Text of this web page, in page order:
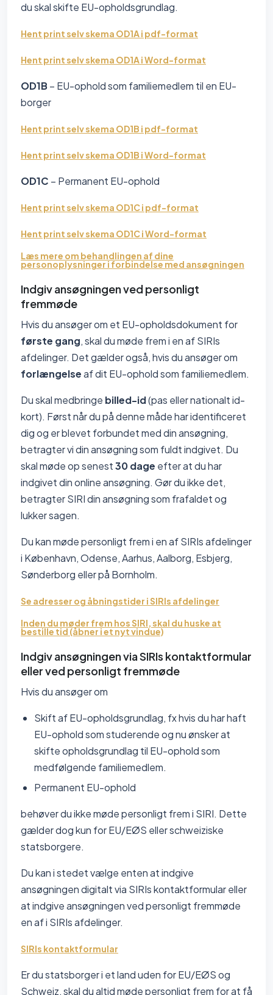
du skal skifte EU-opholdsgrundlag.
Hent print selv skema OD1A i pdf-format
Hent print selv skema OD1A i Word-format
OD1B– EU-ophold som familiemedlem til en EU-
borger
Hent print selv skema OD1B i pdf-format
Hent print selv skema OD1B i Word-format
OD1C – Permanent EU-ophold
Hent print selv skema OD1C i pdf-format
Hent print selv skema OD1C i Word-format
Læs mere om behandlingen af dine
personoplysninger i forbindelse med ansøgningen
Indgiv ansøgningen ved personligt
fremmøde
Hvis du ansøger om et EU-opholdsdokument for
første gang, skal du møde frem i en af SIRIs
afdelinger. Det gælder også, hvis du ansøger om
forlængelseaf dit EU-ophold som familiemedlem.
Du skal medbringe billed-id(pas eller nationalt id-
kort). Først når du på denne måde har identificeret
dig og er blevet forbundet med din ansøgning,
betragter vi din ansøgning som fuldt indgivet. Du
skal møde op senest30 dage efter at du har
indgivet din online ansøgning. Gør du ikke det,
betragter SIRI din ansøgning som frafaldet og
lukker sagen.
Du kan møde personligt frem i en af SIRIs afdelinger
i København, Odense, Aarhus, Aalborg, Esbjerg,
Sønderborg eller på Bornholm.
Se adresser og åbningstider i SIRIs afdelinger
Inden du møder frem hos SIRI, skal du huske at
bestille tid (åbner i et nyt vindue)
Indgiv ansøgningen via SIRIs kontaktformular
eller ved personligt fremmøde
Hvis du ansøger om
Skift af EU-opholdsgrundlag, fx hvis du har haft
EU-ophold som studerende og nu ønsker at
skifte opholdsgrundlag til EU-ophold som
medfølgende familiemedlem.
Permanent EU-ophold
behøver du ikke møde personligt frem i SIRI. Dette
gælder dog kun for EU/EØS eller schweiziske
statsborgere.
Du kan i stedet vælge enten at indgive
ansøgningen digitalt via SIRIs kontaktformular eller
at indgive ansøgningen ved personligt fremmøde
en af i SIRIs afdelinger.
SIRIs kontaktformular
Er du statsborger i et land uden for EU/EØS og
Schweiz, skal du altid møde personligt frem for at få